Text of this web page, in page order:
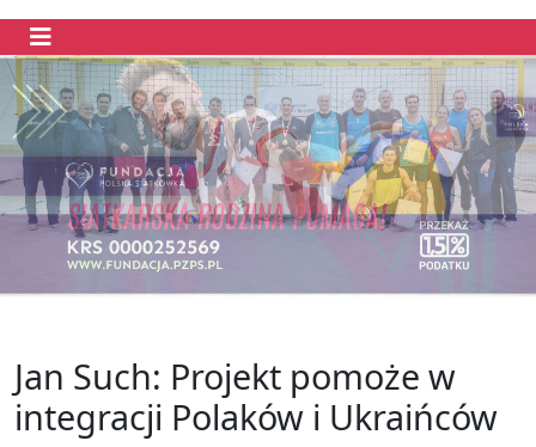
Jan Such: Projekt pomoże w
integracji Polaków i Ukraińców